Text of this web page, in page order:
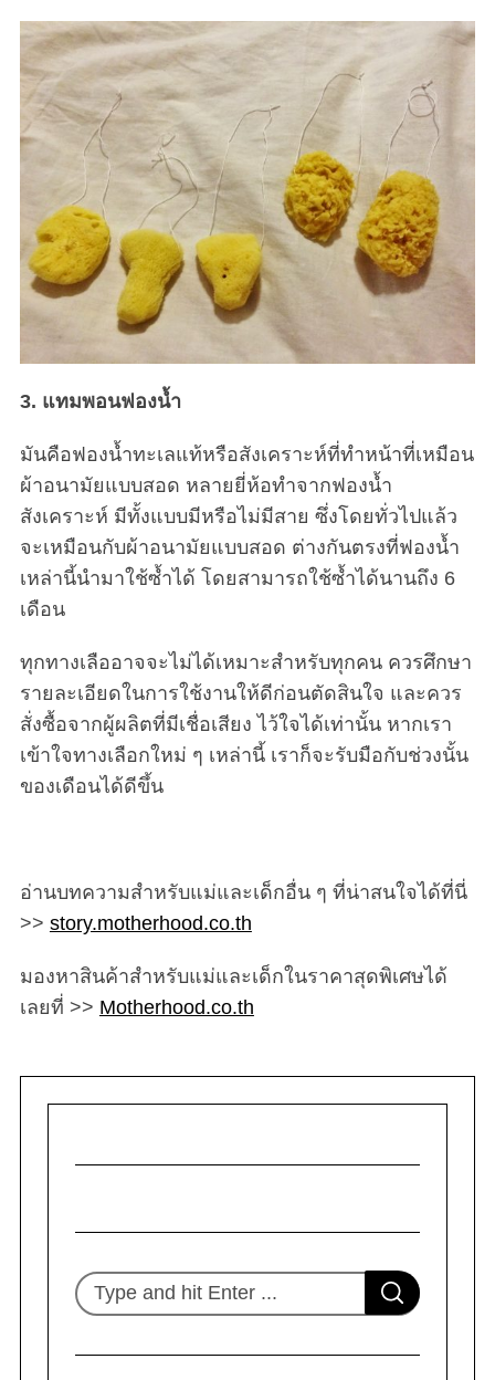
3. แทมพอนฟองน้ำ
มันคือฟองน้ำทะเลแท้หรือสังเคราะห์ที่ทำหน้าที่เหมือน
ผ้าอนามัยแบบสอด หลายยี่ห้อทำจากฟองน้ำ
สังเคราะห์ มีทั้งแบบมีหรือไม่มีสาย ซึ่งโดยทั่วไปแล้ว
จะเหมือนกับผ้าอนามัยแบบสอด ต่างกันตรงที่ฟองน้ำ
เหล่านี้นำมาใช้ซ้ำได้ โดยสามารถใช้ซ้ำได้นานถึง 6
เดือน
ทุกทางเลืออาจจะไม่ได้เหมาะสำหรับทุกคน ควรศึกษา
รายละเอียดในการใช้งานให้ดีก่อนตัดสินใจ และควร
สั่งซื้อจากผู้ผลิตที่มีเชื่อเสียง ไว้ใจได้เท่านั้น หากเรา
เข้าใจทางเลือกใหม่ ๆ เหล่านี้ เราก็จะรับมือกับช่วงนั้น
ของเดือนได้ดีขึ้น
อ่านบทความสำหรับแม่และเด็กอื่น ๆ ที่น่าสนใจได้ที่นี่
>> story.motherhood.co.th
มองหาสินค้าสำหรับแม่และเด็กในราคาสุดพิเศษได้
เลยที่ >> Motherhood.co.th
S
e
S
E
C
S